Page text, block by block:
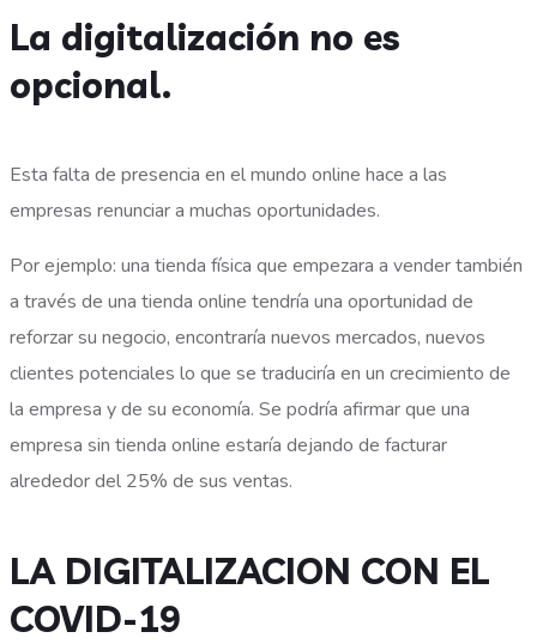
La digitalización no es
opcional.
Esta falta de presencia en el mundo online hace a las
empresas renunciar a muchas oportunidades.
Por ejemplo: una tienda física que empezara a vender también
a través de una tienda online tendría una oportunidad de
reforzar su negocio, encontraría nuevos mercados, nuevos
clientes potenciales lo que se traduciría en un crecimiento de
la empresa y de su economía. Se podría afirmar que una
empresa sin tienda online estaría dejando de facturar
alrededor del 25% de sus ventas.
LA DIGITALIZACION CON EL
COVID-19